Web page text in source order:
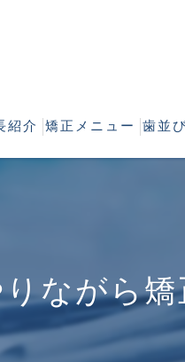
紹介 矯正メニュー
マウスピース型カス
歯並
矯
ながら